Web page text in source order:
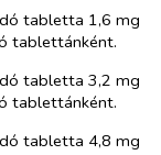
tabletta 1,6 mg
tablettánként.
tabletta 3,2 mg
tablettánként.
tabletta 4,8 mg